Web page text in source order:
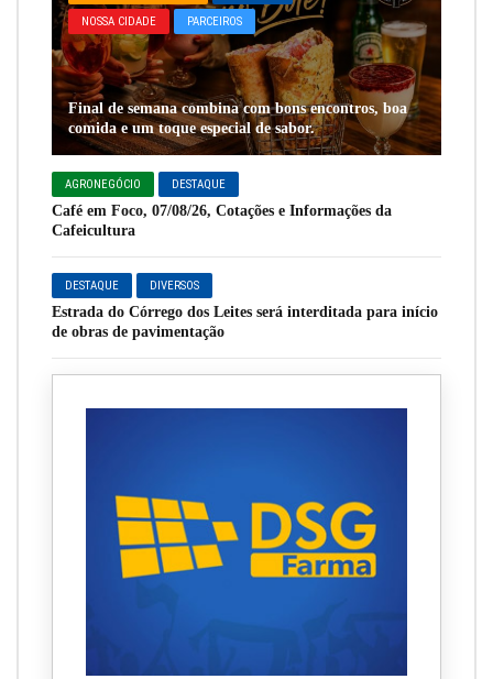
NOSSA CIDADE PARCEIROS
Final de semana combina com bons encontros, boa
comida e um toque especial de sabor.
AGRONEGÓCIO DESTAQUE
Café em Foco, 07/08/26, Cotações e Informações da
Cafeicultura
DESTAQUE DIVERSOS
Estrada do Córrego dos Leites será interditada para início
de obras de pavimentação